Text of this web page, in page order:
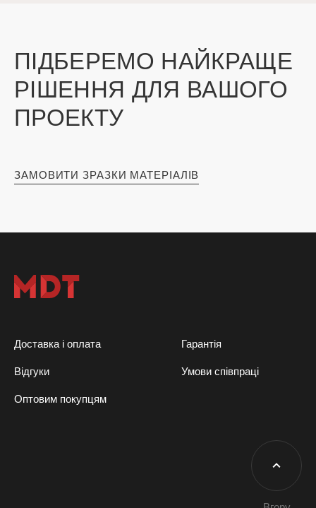
ПІДБЕРЕМО НАЙКРАЩЕ
РІШЕННЯ ДЛЯ ВАШОГО
ПРОЕКТУ
ЗАМОВИТИ ЗРАЗКИ МАТЕРІАЛІВ
Доставка і оплата Гарантія
Відгуки Умови співпраці
Оптовим покупцям